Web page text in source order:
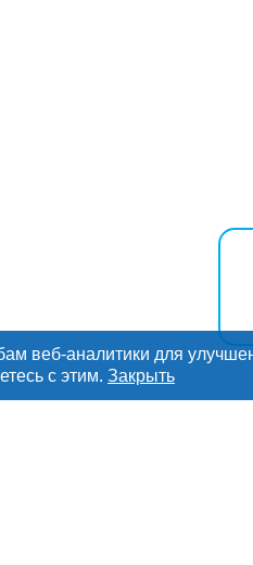
веб-аналитики для
с этим. Закрыть